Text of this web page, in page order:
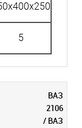
5
ВАЗ
2106
/ ВАЗ